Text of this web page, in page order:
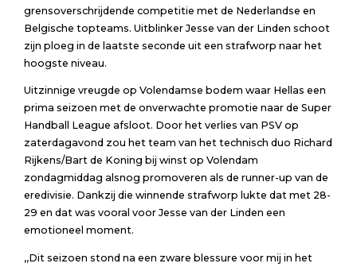
grensoverschrijdende competitie met de Nederlandse en
Belgische topteams. Uitblinker Jesse van der Linden schoot
zijn ploeg in de laatste seconde uit een strafworp naar het
hoogste niveau.
Uitzinnige vreugde op Volendamse bodem waar Hellas een
prima seizoen met de onverwachte promotie naar de Super
Handball League afsloot. Door het verlies van PSV op
zaterdagavond zou het team van het technisch duo Richard
Rijkens/Bart de Koning bij winst op Volendam
zondagmiddag alsnog promoveren als de runner-up van de
eredivisie. Dankzij die winnende strafworp lukte dat met 28-
29 en dat was vooral voor Jesse van der Linden een
emotioneel moment.
,,Dit seizoen stond na een zware blessure voor mij in het